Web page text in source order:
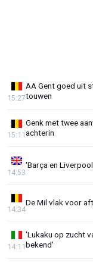
AA Gent goed uit
touwen
15:27
Genk met twee
achterin
15:11
'Barça en
14:53
De Mil vlak voor
14:34
'Lukaku op zucht
bekend'
14:11